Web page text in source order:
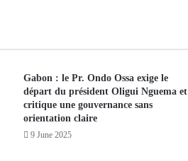
Gabon : le Pr. Ondo Ossa exige le
départ du président Oligui Nguema et
critique une gouvernance sans
orientation claire
9 June 2025